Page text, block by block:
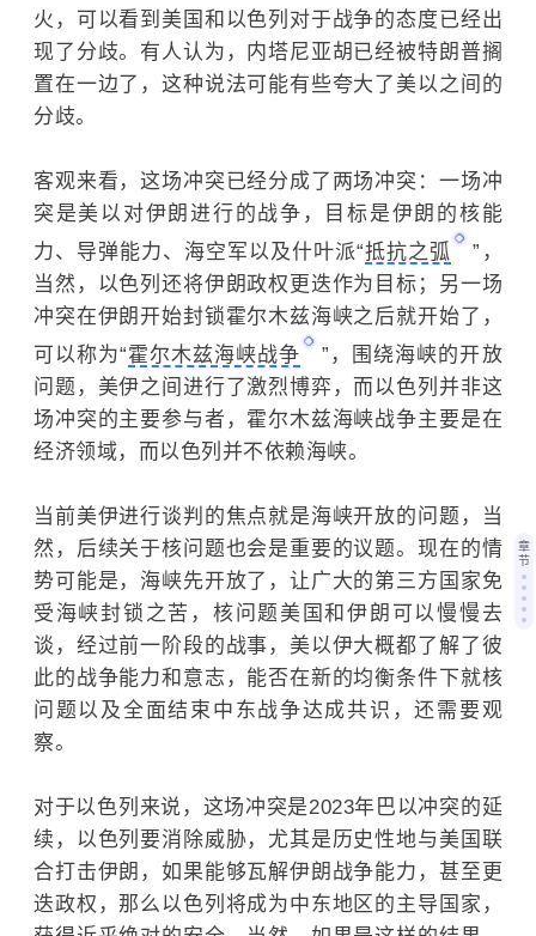
火，可以看到美国和以色列对于战争的态度已经出
现了分歧。有人认为，内塔尼亚胡已经被特朗普搁
置在一边了，这种说法可能有些夸大了美以之间的
分歧。
客观来看，这场冲突已经分成了两场冲突：一场冲
突是美以对伊朗进行的战争，目标是伊朗的核能
力、导弹能力、海空军以及什叶派“抵抗之弧
”，
当然，以色列还将伊朗政权更迭作为目标；另一场
冲突在伊朗开始封锁霍尔木兹海峡之后就开始了，
可以称为“霍尔木兹海峡战争
”，围绕海峡的开放
问题，美伊之间进行了激烈博弈，而以色列并非这
场冲突的主要参与者，霍尔木兹海峡战争主要是在
经济领域，而以色列并不依赖海峡。
当前美伊进行谈判的焦点就是海峡开放的问题，当
然，后续关于核问题也会是重要的议题。现在的情
势可能是，海峡先开放了，让广大的第三方国家免
受海峡封锁之苦，核问题美国和伊朗可以慢慢去
谈，经过前一阶段的战事，美以伊大概都了解了彼
此的战争能力和意志，能否在新的均衡条件下就核
问题以及全面结束中东战争达成共识，还需要观
察。
对于以色列来说，这场冲突是2023年 巴以冲突的延
续，以色列要消除威胁，尤其是历史性地与美国联
合打击伊朗，如果能够瓦解伊朗战争能力，甚至更
迭政权，那么以色列将成为中东地区的主导国家，
章
节